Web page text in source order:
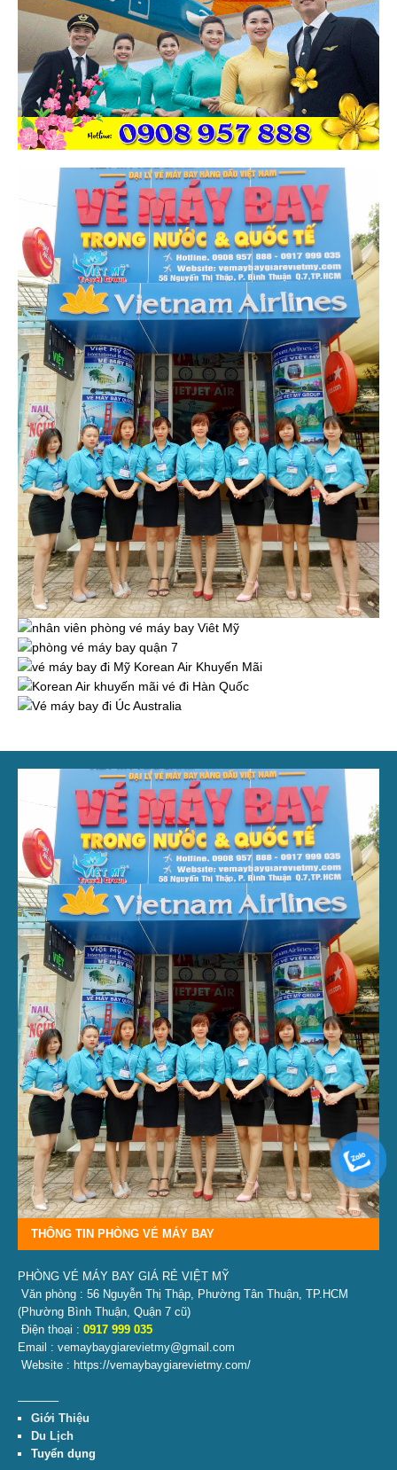
THÔNG TIN PHÒNG VÉ MÁY BAY
PHÒNG VÉ MÁY BAY GIÁ RẺ VIỆT MỸ
Văn phòng : 56 Nguyễn Thị Thập, Phường Tân Thuận, TP.HCM
(Phường Bình Thuận, Quận 7 cũ)
Điện thoại : 0917 999 035
Email : vemaybaygiarevietmy@gmail.com
Website : https://vemaybaygiarevietmy.com/
———–
Giới Thiệu
Du Lịch
Tuyển dụng